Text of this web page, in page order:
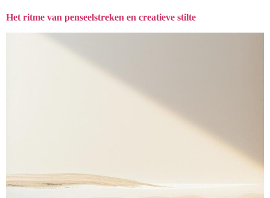
Het ritme van penseelstreken en creatieve stilte